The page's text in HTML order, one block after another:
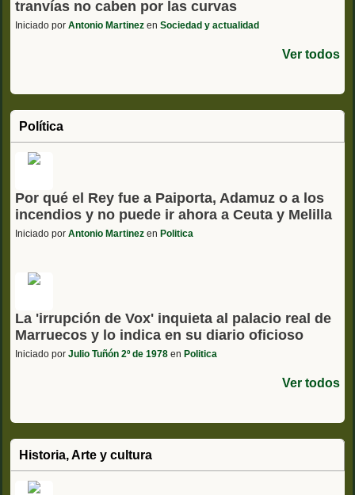
tranvías no caben por las curvas
Iniciado por Antonio Martinez en Sociedad y actualidad
Ver todos
Política
Por qué el Rey fue a Paiporta, Adamuz o a los
incendios y no puede ir ahora a Ceuta y Melilla
Iniciado por Antonio Martinez en Politica
La 'irrupción de Vox' inquieta al palacio real de
Marruecos y lo indica en su diario oficioso
Iniciado por Julio Tuñón 2º de 1978 en Politica
Ver todos
Historia, Arte y cultura